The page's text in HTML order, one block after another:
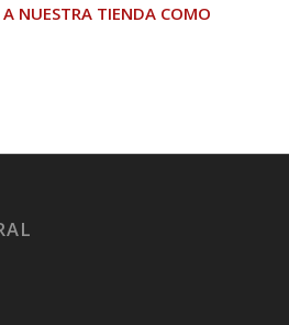
A NUESTRA TIENDA COMO